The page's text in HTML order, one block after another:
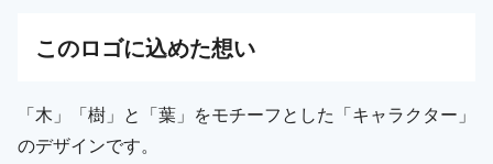
このロゴに込めた想い
「木」「樹」と「葉」をモチーフとした「キャラクター」
のデザインです。